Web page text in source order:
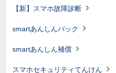
【新】スマホ故障診断
smartあんしんパック
smartあんしん補償
スマホセキュリティてんけん